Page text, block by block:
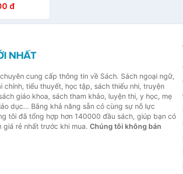
đ
cung cấp thông tin về Sách. Sách ngoại ngữ,
chính, tiểu thuyết, học tập, sách thiếu nhi, truyện
giáo khoa, sách tham khảo, luyện thi, y học, mẹ
dục... Bằng khả năng sẵn có cùng sự nỗ lực
tôi đã tổng hợp hơn 140000 đầu sách, giúp bạn có
giá rẻ nhất trước khi mua. Chúng tôi không bán